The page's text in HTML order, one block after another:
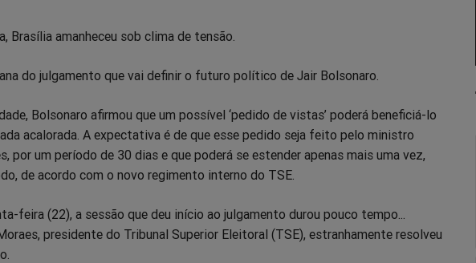
no
Twitter
no
Messenger
no
Telegram
no
Gettr
Brasília amanheceu sob clima de tensão.
do julgamento que vai definir o futuro político de Jair Bolsonaro.
Bolsonaro afirmou que um possível ‘pedido de vistas’ poderá beneficiá-lo
acalorada. A expectativa é de que esse pedido seja feito pelo ministro
por um período de 30 dias e que poderá se estender apenas mais uma vez,
de acordo com o novo regimento interno do TSE.
feira (22), a sessão que deu início ao julgamento durou pouco tempo...
presidente do Tribunal Superior Eleitoral (TSE), estranhamente resolveu